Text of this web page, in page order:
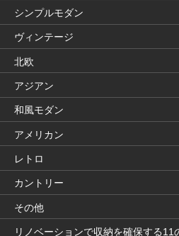
シンプルモダン
ヴィンテージ
北欧
アジアン
和風モダン
アメリカン
レトロ
カントリー
その他
リノベーションで収納を確保する11